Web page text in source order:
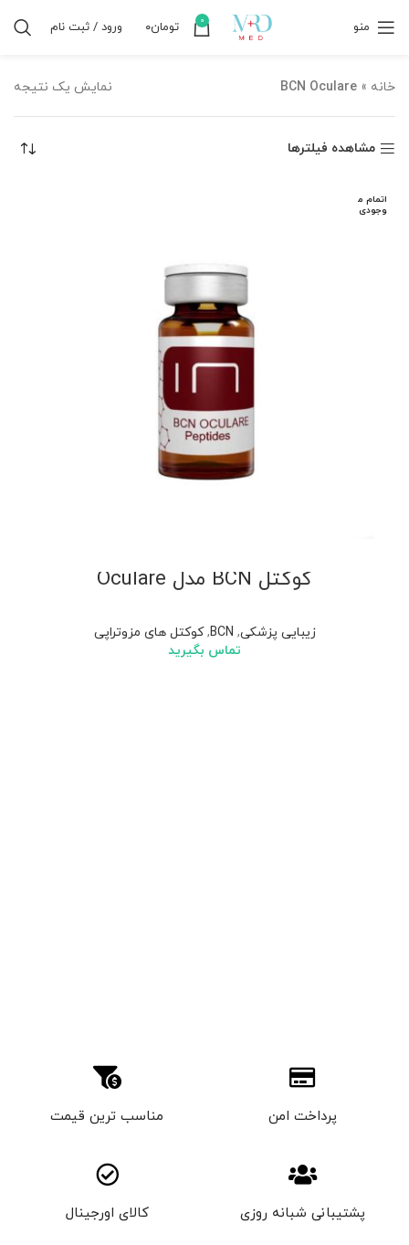
منو 0 تومان۰ ورود / ثبت نام
خانه »
BCN Oculare نمایش یک نتیجه
مشاهده فیلترها
اتمام م
وجودی
کوکتل BCN مدل Oculare
زیبایی پزشکی,
BCN
,کوکتل های مزوتراپی
تماس بگیرید
پرداخت امن مناسب ترین قیمت
پشتیبانی شبانه روزی کالای اورجینال